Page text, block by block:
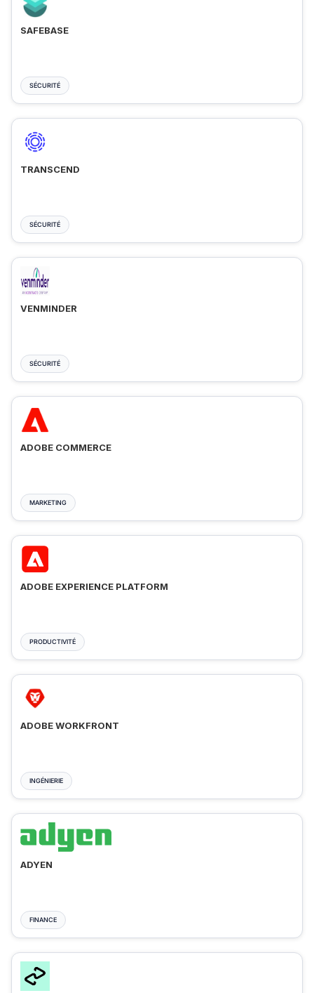
SAFEBASE
SÉCURITÉ
TRANSCEND
SÉCURITÉ
VENMINDER
SÉCURITÉ
ADOBE COMMERCE
MARKETING
ADOBE EXPERIENCE PLATFORM
PRODUCTIVITÉ
ADOBE WORKFRONT
INGÉNIERIE
ADYEN
FINANCE